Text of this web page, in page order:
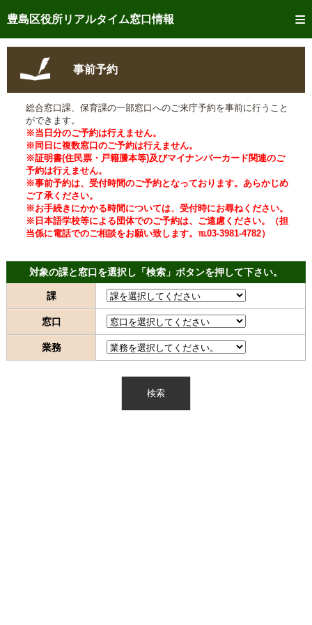
豊島区役所リアルタイム窓口情報
トップページへ
ご利用方法
事前予約
予約状況確認
リアルタイム窓口混雑状況
リアルタイム交付状況確認
メール通知登録
混雑予想カレンダー
事前予約
総合窓口課、保育課の一部窓口へのご来庁予約を事前に行うこと
ができます。
※当日分のご予約は行えません。
※同日に複数窓口のご予約は行えません。
※証明書(住民票・戸籍謄本等)及びマイナンバーカード関連のご
予約は行えません。
※事前予約は、受付時間のご予約となっております。あらかじめ
ご了承ください。
※お手続きにかかる時間については、受付時にお尋ねください。
※日本語学校等による団体でのご予約は、ご遠慮ください。（担
当係に電話でのご相談をお願い致します。℡03-3981-4782）
対象の課と窓口を選択し「検索」ボタンを押して下さい。
課
窓口
業務